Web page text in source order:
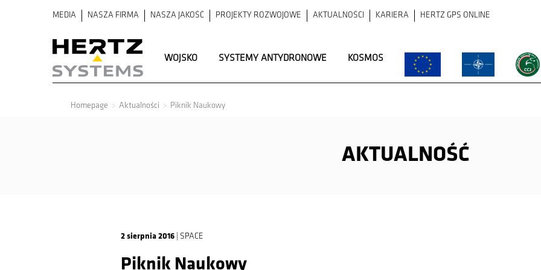
MEDIA NASZA FIRMA NASZA JAKOŚĆ PROJEKTY ROZWOJOWE AKTUALNOŚCI KARIERA HERTZ GPS ONLINE
WOJSKO SYSTEMY ANTYDRONOWE KOSMOS
Homepage Aktualności Piknik Naukowy
AKTUALNOŚĆ
2 sierpnia 2016| SPACE
Piknik Naukowy